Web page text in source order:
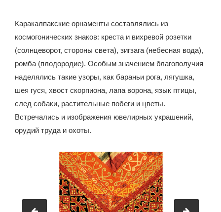
Каракалпакские орнаменты составлялись из
космогонических знаков: креста и вихревой розетки
(солнцеворот, стороны света), зигзага (небесная вода),
ромба (плодородие). Особым значением благополучия
наделялись такие узоры, как бараньи рога, лягушка,
шея гуся, хвост скорпиона, лапа ворона, язык птицы,
след собаки, растительные побеги и цветы.
Встречались и изображения ювелирных украшений,
орудий труда и охоты.